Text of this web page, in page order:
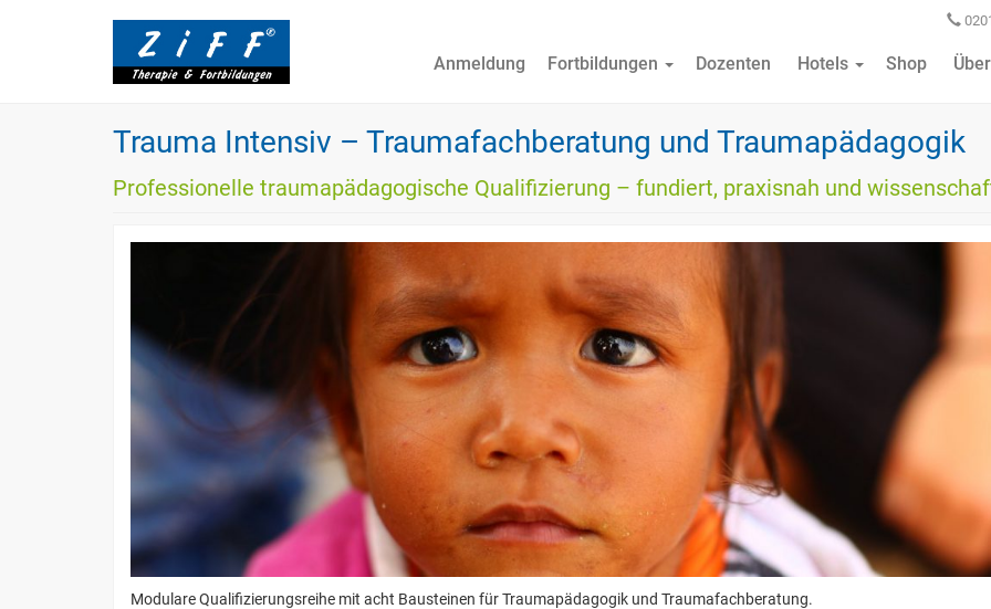
Anmeldung Fortbildungen Dozenten Hotels Shop
Trauma Intensiv – Traumafachberatung und Traumapädagogik
Professionelle traumapädagogische Qualifizierung – fundiert, praxisnah und
Modulare Qualifizierungsreihe mit acht Bausteinen für Traumapädagogik und Traumafachberatung.